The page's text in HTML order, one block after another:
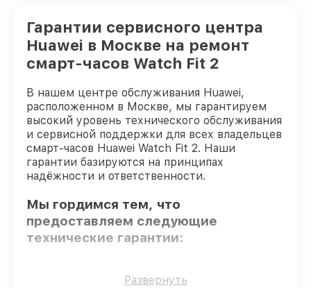
Гарантии сервисного центра
Huawei в Москве на ремонт
смарт-часов Watch Fit 2
В нашем центре обслуживания Huawei,
расположенном в Москве, мы гарантируем
высокий уровень технического обслуживания
и сервисной поддержки для всех владельцев
смарт-часов Huawei Watch Fit 2. Наши
гарантии базируются на принципах
надёжности и ответственности.
Мы гордимся тем, что
предоставляем следующие
технические гарантии:
Только фирменные комплектующие
Развернуть